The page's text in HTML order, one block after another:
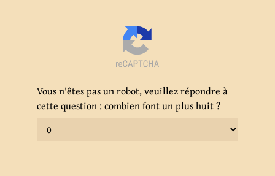
Vous n'êtes pas un robot, veuillez répondre à
cette question : combien font un plus huit ?